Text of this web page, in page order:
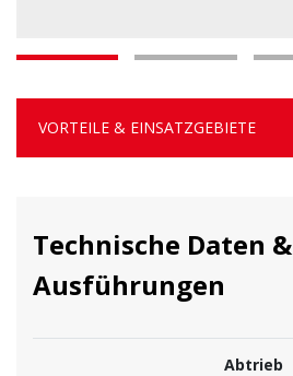
VORTEILE & EINSATZGEBIETE
Technische Daten &
Ausführungen
Abtrieb